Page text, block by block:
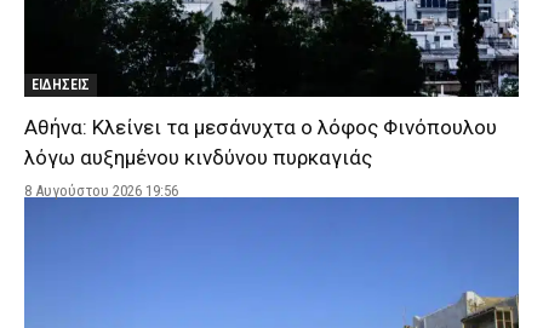
ΕΙΔΗΣΕΙΣ
Αθήνα: Κλείνει τα μεσάνυχτα ο λόφος Φινόπουλου
λόγω αυξημένου κινδύνου πυρκαγιάς
8 Αυγούστου 2026 19:56